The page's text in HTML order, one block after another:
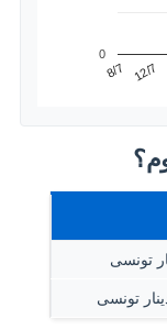
8/7 12/7
0